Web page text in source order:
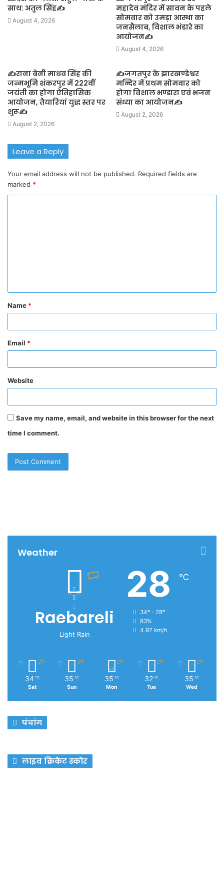
साथ: अतुल सिंह✍️
August 4, 2026
महादेव मंदिर में सावन के पहले
सोमवार को उमड़ा आस्था का
जनसैलाब, विशाल भंडारे का
आयोजन✍️
August 4, 2026
✍️राना बेनी माधव सिंह की
जन्मभूमि शंकरपुर में 222वीं
जयंती का होगा ऐतिहासिक
आयोजन, तैयारियां युद्ध स्तर पर
शुरू✍️
August 2, 2026
✍️जगतपुर के झारखण्डेश्वर
मन्दिर में प्रथम सोमवार को
होगा विशाल भण्डारा एवं भजन
संध्या का आयोजन✍️
August 2, 2026
Leave a Reply
Your email address will not be published. Required fields are
marked *
t
*
Name *
Email *
Website
Save my name, email, and website in this browser for the next
time I comment.
Weather
Raebareli
Light Rain
28 ℃
34º - 28º
83%
4.97 km/h
34 ℃
Sat
35 ℃
Sun
35 ℃
Mon
32 ℃
Tue
35 ℃
Wed
पंचांग
लाइव क्रिकेट स्कोर